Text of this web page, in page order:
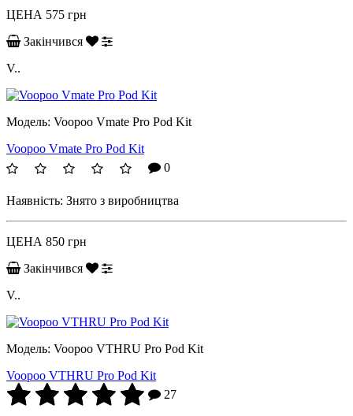
ЦЕНА 575 грн
Закінчився
V..
Модель: Voopoo Vmate Pro Pod Kit
Voopoo Vmate Pro Pod Kit
0
Наявність: Знято з виробництва
ЦЕНА 850 грн
Закінчився
V..
Модель: Voopoo VTHRU Pro Pod Kit
Voopoo VTHRU Pro Pod Kit
27